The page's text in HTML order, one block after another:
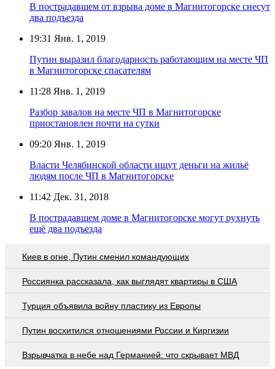
В пострадавшем от взрыва доме в Магнитогорске снесут
два подъезда
19:31 Янв. 1, 2019
Путин выразил благодарность работающим на месте ЧП
в Магнитогорске спасателям
11:28 Янв. 1, 2019
Разбор завалов на месте ЧП в Магнитогорске
приостановлен почти на сутки
09:20 Янв. 1, 2019
Власти Челябинской области ищут деньги на жильё
людям после ЧП в Магнитогорске
11:42 Дек. 31, 2018
В пострадавшем доме в Магнитогорске могут рухнуть
ещё два подъезда
Киев в огне, Путин сменил командующих
Россиянка рассказала, как выглядят квартиры в США
Турция объявила войну пластику из Европы
Путин восхитился отношениями России и Киргизии
Взрывчатка в небе над Германией: что скрывает МВД